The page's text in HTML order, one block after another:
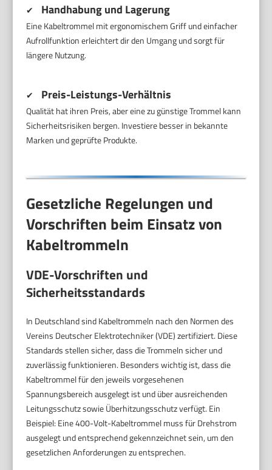
✔ Handhabung und Lagerung
Eine Kabeltrommel mit ergonomischem Griff und einfacher
Aufrollfunktion erleichtert dir den Umgang und sorgt für
längere Nutzung.
✔ Preis-Leistungs-Verhältnis
Qualität hat ihren Preis, aber eine zu günstige Trommel kann
Sicherheitsrisiken bergen. Investiere besser in bekannte
Marken und geprüfte Produkte.
Gesetzliche Regelungen und
Vorschriften beim Einsatz von
Kabeltrommeln
VDE-Vorschriften und
Sicherheitsstandards
In Deutschland sind Kabeltrommeln nach den Normen des
Vereins Deutscher Elektrotechniker (VDE) zertifiziert. Diese
Standards stellen sicher, dass die Trommeln sicher und
zuverlässig funktionieren. Besonders wichtig ist, dass die
Kabeltrommel für den jeweils vorgesehenen
Spannungsbereich ausgelegt ist und über ausreichenden
Leitungsschutz sowie Überhitzungsschutz verfügt. Ein
Beispiel: Eine 400-Volt-Kabeltrommel muss für Drehstrom
ausgelegt und entsprechend gekennzeichnet sein, um den
gesetzlichen Anforderungen zu entsprechen.